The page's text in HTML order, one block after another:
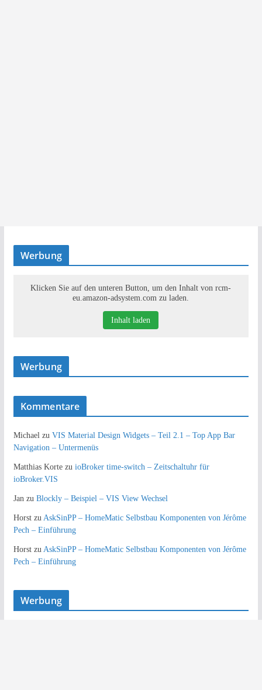
Werbung
Klicken Sie auf den unteren Button, um den Inhalt von rcm-
eu.amazon-adsystem.com zu laden.
Inhalt laden
Werbung
Kommentare
Michaelzu VIS Material Design Widgets – Teil 2.1 – Top App Bar
Navigation – Untermenüs
Matthias Kortezu ioBroker time-switch – Zeitschaltuhr für
ioBroker.VIS
Janzu Blockly – Beispiel – VIS View Wechsel
Horstzu AskSinPP – HomeMatic Selbstbau Komponenten von Jérôme
Pech – Einführung
Horstzu AskSinPP – HomeMatic Selbstbau Komponenten von Jérôme
Pech – Einführung
Werbung